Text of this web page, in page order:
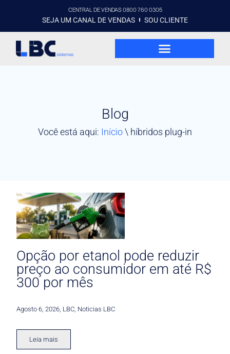
CENTRAL DE VENDAS 0800 760 0305
SEJA UM CANAL DE VENDAS SOU CLIENTE
Blog
Você está aqui: Início\ híbridos plug-in
Opção por etanol pode reduzir
preço ao consumidor em até R$
300 por mês
Agosto 6, 2026 LBC Noticias LBC
Leia mais